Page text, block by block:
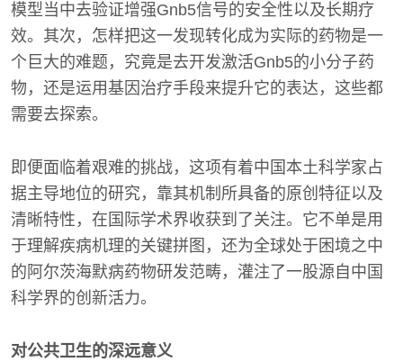
模型当中去验证增强Gnb5信号的安全性以及长期疗
效。其次，怎样把这一发现转化成为实际的药物是一
个巨大的难题，究竟是去开发激活Gnb5的小分子药
物，还是运用基因治疗手段来提升它的表达，这些都
需要去探索。
即便面临着艰难的挑战，这项有着中国本土科学家占
据主导地位的研究，靠其机制所具备的原创特征以及
清晰特性，在国际学术界收获到了关注。它不单是用
于理解疾病机理的关键拼图，还为全球处于困境之中
的阿尔茨海默病药物研发范畴，灌注了一股源自中国
科学界的创新活力。
对公共卫生的深远意义